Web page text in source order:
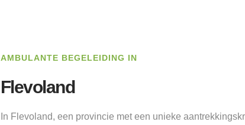
AMBULANTE BEGELEIDING IN
Flevoland
In Flevoland, een provincie met een unieke